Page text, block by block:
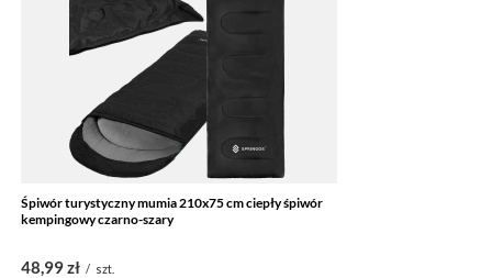
Śpiwór turystyczny mumia 210x75 cm ciepły śpiwór
kempingowy czarno-szary
48,99 zł / szt.